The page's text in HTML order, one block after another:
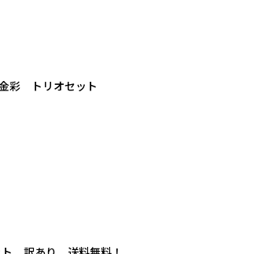
彩 トリオセット